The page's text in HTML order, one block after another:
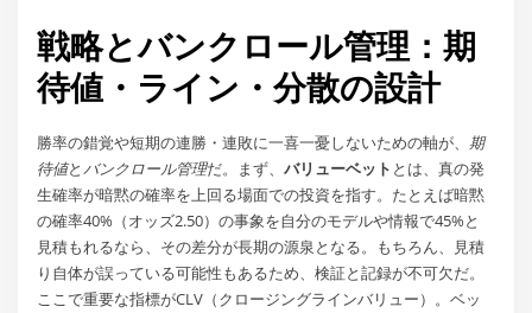
戦略とバンクロール管理：期
待値・ライン・分散の設計
勝率の錯覚や短期の連勝・連敗に一喜一憂しないための軸が、 期
待値とバンクロール管理だ。まず、バリューベット とは、真の発
生確率が暗黙の確率を上回る場面での投資を指す。たとえば暗黙
の確率40%（オッズ2.50）の事象を自分のモデルや情報で45%と
見積もれるなら、その差分が長期の源泉となる。もちろん、見積
り自体が誤っている可能性もあるため、検証と記録が不可欠だ。
ここで重要な指標がCLV（クロージングラインバリュー）。ベッ